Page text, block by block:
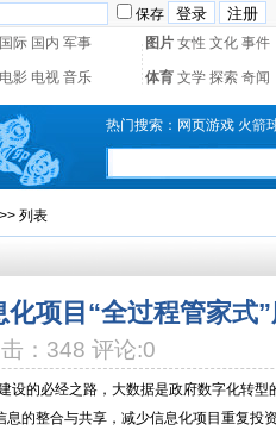
保存
国际 国内 军事 图片 女性 文化 事件
电影 电视 音乐 体育 文学 探索 奇闻
热门搜索： 网页游戏 火箭
>> 列表
项目“全过程管家式
：348 评论:0
设的必经之路，大数据是政府数字化转
息的整合与共享，减少信息化项目重复投